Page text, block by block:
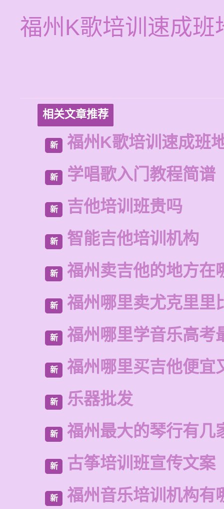
福州K歌培训速成班
相关文章推荐
新 福州K歌培训速成班
新 学唱歌入门教程简谱
新 吉他培训班贵吗
新 智能吉他培训机构
新 福州卖吉他的地方在
新 福州哪里卖尤克里里
新 福州哪里学音乐高考
新 福州哪里买吉他便宜
新 乐器批发
新 福州最大的琴行有几
新 古筝培训班宣传文案
新 福州音乐培训机构有